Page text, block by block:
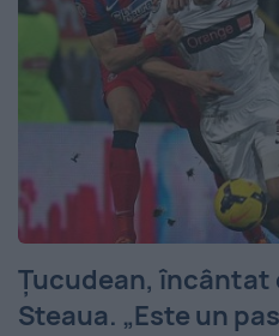
Ţucudean, încântat
Steaua. „Este un